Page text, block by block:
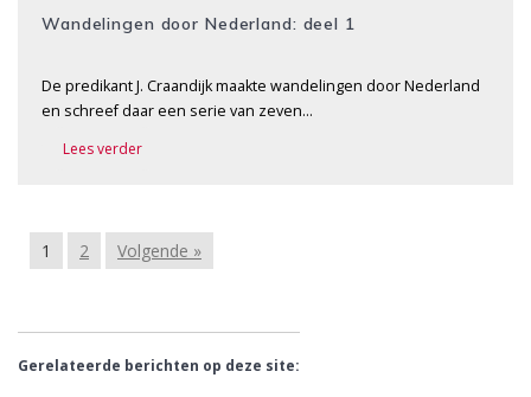
Wandelingen door Nederland: deel 1
De predikant J. Craandijk maakte wandelingen door Nederland
en schreef daar een serie van zeven…
Lees verder
1 2 Volgende »
Gerelateerde berichten op deze site: